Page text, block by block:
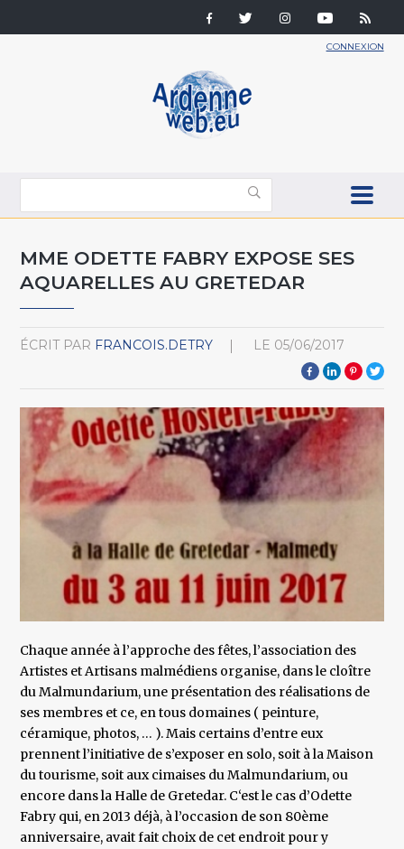
CONNEXION
MME ODETTE FABRY EXPOSE SES
AQUARELLES AU GRETEDAR
ÉCRIT PAR FRANCOIS.DETRY LE 05/06/2017
Chaque année à l’approche des fêtes, l’association des
Artistes et Artisans malmédiens organise, dans le cloître
du Malmundarium, une présentation des réalisations de
ses membres et ce, en tous domaines ( peinture,
céramique, photos, … ). Mais certains d’entre eux
prennent l’initiative de s’exposer en solo, soit à la Maison
du tourisme, soit aux cimaises du Malmundarium, ou
encore dans la Halle de Gretedar. C‘est le cas d’Odette
Fabry qui, en 2013 déjà, à l’occasion de son 80ème
anniversaire, avait fait choix de cet endroit pour y